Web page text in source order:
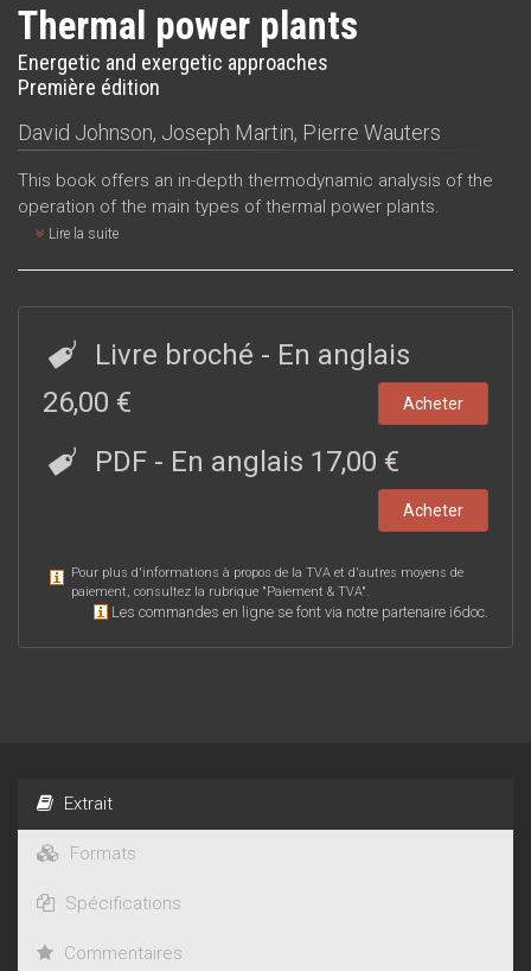
Thermal power plants
Energetic and exergetic approaches
Première édition
David Johnson, Joseph Martin, Pierre Wauters
This book offers an in-depth thermodynamic analysis of the
operation of the main types of thermal power plants.
Lire la suite
Livre broché - En anglais
26,00 €
Acheter
PDF - En anglais 17,00 €
Acheter
Pour plus d'informations à propos de la TVA et d'autres moyens de
paiement, consultez la rubrique "Paiement & TVA".
Les commandes en ligne se font via notre partenaire i6doc.
Extrait
Formats
Spécifications
Commentaires